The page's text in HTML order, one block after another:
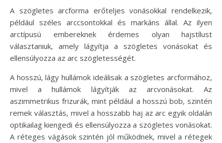
A szögletes arcforma erőteljes vonásokkal rendelkezik,
például széles arccsontokkal és markáns állal. Az ilyen
arctípusú embereknek érdemes olyan hajstílust
választaniuk, amely lágyítja a szögletes vonásokat és
ellensúlyozza az arc szögletességét.
A hosszú, lágy hullámok ideálisak a szögletes arcformához,
mivel a hullámok lágyítják az arcvonásokat. Az
aszimmetrikus frizurák, mint például a hosszú bob, szintén
remek választás, mivel a hosszabb haj az arc egyik oldalán
optikailag kiengedi és ellensúlyozza a szögletes vonásokat.
A réteges vágások szintén jól működnek, mivel a rétegek